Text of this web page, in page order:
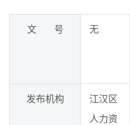
文 号 无
发布机构
江汉区
人力资